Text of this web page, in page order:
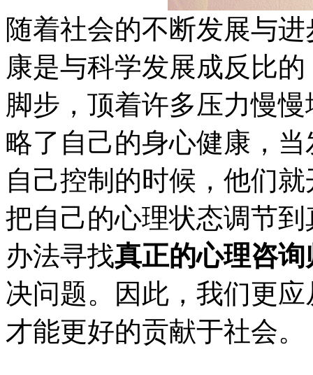
随着社会的不断发展与
康是与科学发展成反比
脚步，顶着许多压力慢
略了自己的身心健康，
自己控制的时候，他们
把自己的心理状态调节
办法寻找真正的心理咨询
决问题。因此，我们更
才能更好的贡献于社会。